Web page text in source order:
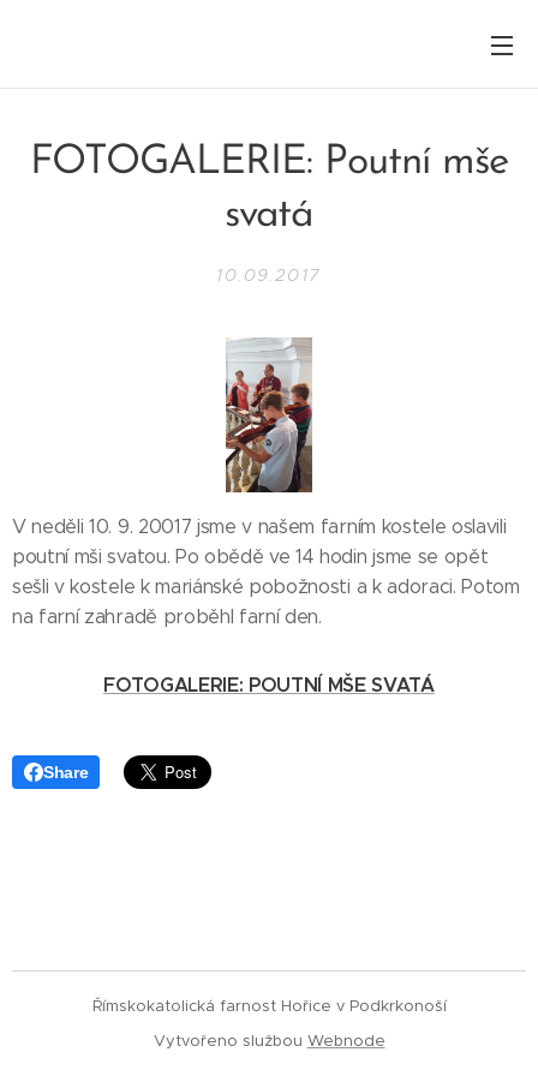
FOTOGALERIE: Poutní mše
svatá
10.09.2017
V neděli 10. 9. 20017 jsme v našem farním kostele oslavili
poutní mši svatou. Po obědě ve 14 hodin jsme se opět
sešli v kostele k mariánské pobožnosti a k adoraci. Potom
na farní zahradě proběhl farní den.
FOTOGALERIE: POUTNÍ MŠE SVATÁ
Share
Římskokatolická farnost Hořice v Podkrkonoší
Vytvořeno službou Webnode